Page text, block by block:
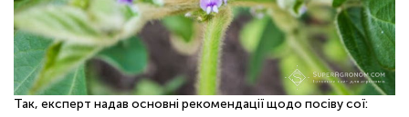
Так, експерт надав основні рекомендації щодо посіву сої: